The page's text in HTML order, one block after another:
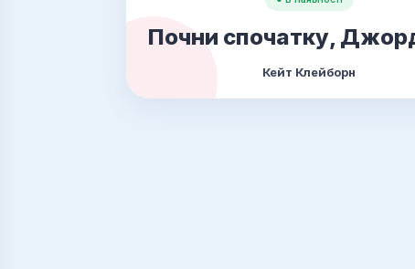
Почни спочатку,
Кейт Клейборн